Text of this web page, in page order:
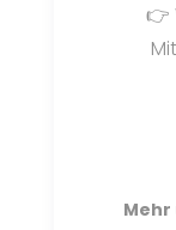
👉